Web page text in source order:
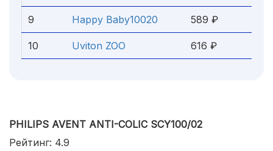
9 Happy Baby10020 589 ₽
10 Uviton ZOO 616 ₽
PHILIPS AVENT ANTI-COLIC SCY100/02
Рейтинг: 4.9